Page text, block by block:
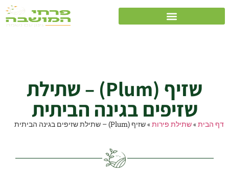
שזיף (Plum) – שתילת
שזיפים בגינה הביתית
דף הבית»שתילת פירות»שזיף (Plum) – שתילת שזיפים בגינה הביתית